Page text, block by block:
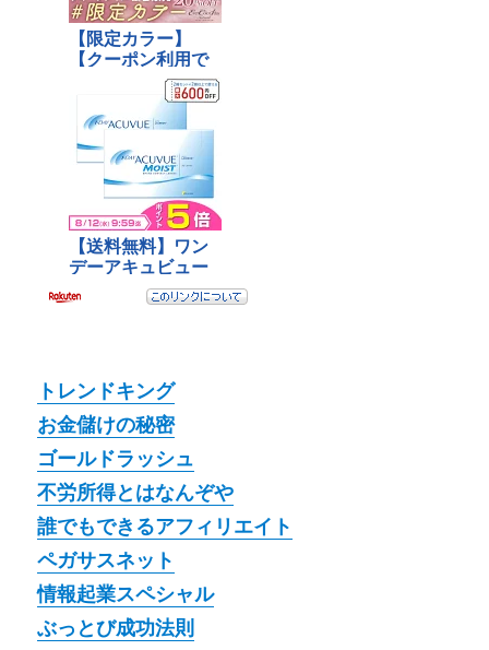
トレンドキング
お金儲けの秘密
ゴールドラッシュ
不労所得とはなんぞや
誰でもできるアフィリエイト
ペガサスネット
情報起業スペシャル
ぶっとび成功法則